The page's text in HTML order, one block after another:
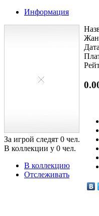
Информация
За игрой следят 0 чел.
В коллекции у 0 чел.
В коллекцию
Отслеживать